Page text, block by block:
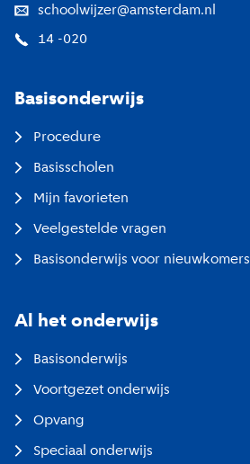
schoolwijzer@amsterdam.nl
14 -020
Basisonderwijs
Procedure
Basisscholen
Mijn favorieten
Veelgestelde vragen
Basisonderwijs voor nieuwkomers
Al het onderwijs
Basisonderwijs
Voortgezet onderwijs
Opvang
Speciaal onderwijs